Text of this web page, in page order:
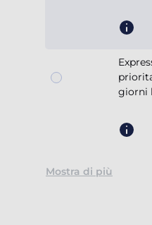
giorni
Mostra di più